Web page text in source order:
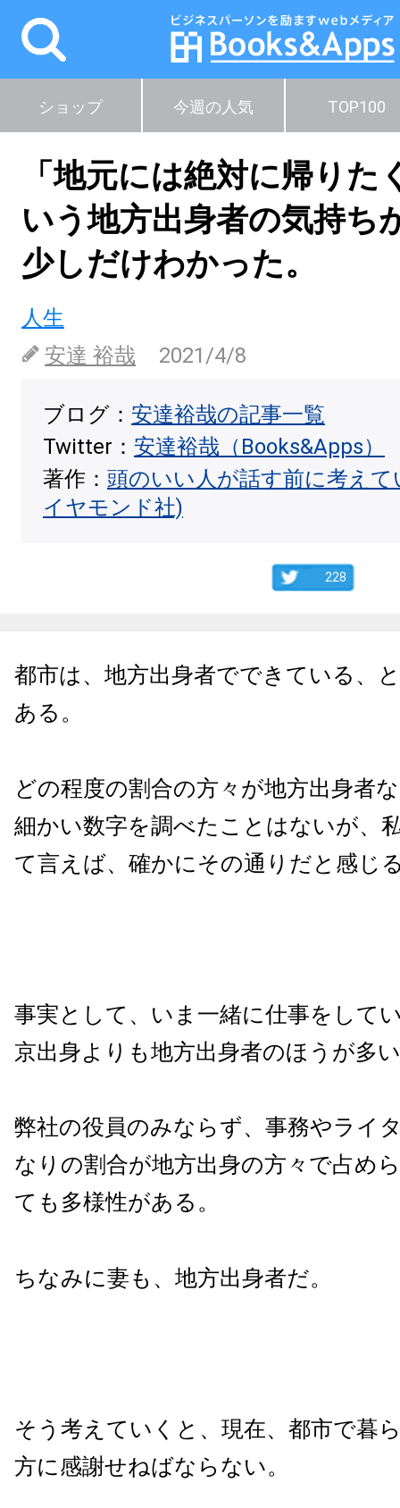
ショップ 今週の人気 TOP100
「地元には絶対に帰りた
いう地方出身者の気持ち
少しだけわかった。
人生
安達 裕哉
2021/4/8
ブログ： 安達裕哉の記事一覧
Twitter： 安達裕哉（Books&Apps）
著作： 頭のいい人が話す前に考え
イヤモンド社)
228
都市は、地方出身者でできている、
ある。
どの程度の割合の方々が地方出身者
細かい数字を調べたことはないが、
て言えば、確かにその通りだと感じ
事実として、いま一緒に仕事をして
京出身よりも地方出身者のほうが多
弊社の役員のみならず、事務やライ
なりの割合が地方出身の方々で占め
ても多様性がある。
ちなみに妻も、地方出身者だ。
そう考えていくと、現在、都市で暮
方に感謝せねばならない。